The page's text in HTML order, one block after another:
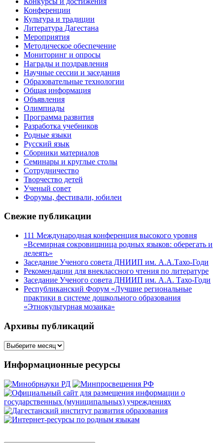
Конференции
Культура и традиции
Литература Дагестана
Мероприятия
Методическое обеспечение
Мониторинг и опросы
Награды и поздравления
Научные сессии и заседания
Образовательные технологии
Общая информация
Объявления
Олимпиады
Программа развития
Разработка учебников
Родные языки
Русский язык
Сборники материалов
Семинары и круглые столы
Сотрудничество
Творчество детей
Ученый совет
Форумы, фестивали, юбилеи
Свежие публикации
111 Международная конференция высокого уровня
«Всемирная сокровищница родных языков: оберегать и
лелеять»
Заседание Ученого совета ДНИИП им. А.А.Тахо-Годи
Рекомендации для внеклассного чтения по литературе
Заседание Ученого совета ДНИИП им. А.А. Тахо-Годи
Республиканский Форум «Лучшие региональные
практики в системе дошкольного образования
«Этнокультурная мозаика»
Архивы публикаций
Архивы
Информационные ресурсы